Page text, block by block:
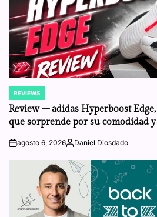
POSTED
IN
REVIEWS
Review – adidas Hyperboost
que sorprende por su comodidad
onagosto 6, 2026Posted
Daniel Diosdado